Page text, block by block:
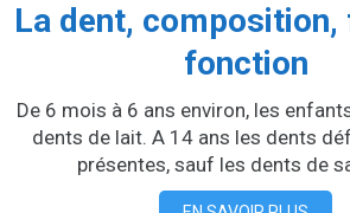
La dent,
fonction
De 6 mois à 6 ans environ, les
dents de lait. A 14 ans les dents
présentes, sauf les dents de